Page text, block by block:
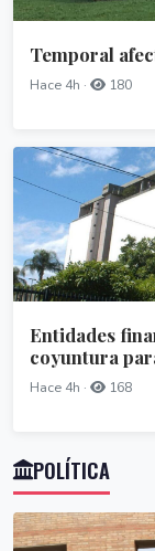
Temporal
Hace 4h · 180
Entidades
coyuntura
Hace 4h · 168
POLÍTICA